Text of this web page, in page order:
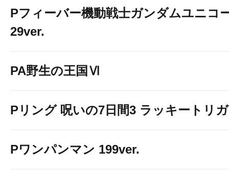
Pフィーバー機動戦士ガンダムユニコ
29ver.
PA野生の王国Ⅵ
Pリング 呪いの7日間3 ラッキートリ
Pワンパンマン 199ver.